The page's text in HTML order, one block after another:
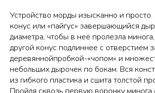
Устройство морды изысканно и просто.
конус или «пайгус» завершающийся
диаметра, чтобы в неё пролезла
другой конус подлиннее с отверстием
деревяннойпробкой-«чопом» и
небольших дырочек по бокам. Вся
из гибкого пластика и сшита толстой